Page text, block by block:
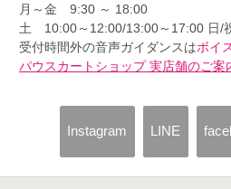
月～金 9:30 ～ 18:00
土 10:00～12:00/13:00～17:00 日/
受付時間外の音声ガイダンスはボイ
パウスカートショップ 実店舗のご案
Instagram LINE